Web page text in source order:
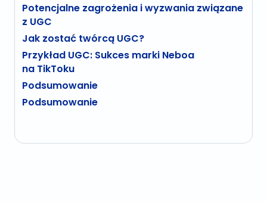
Potencjalne zagrożenia i wyzwania związane
z UGC
Jak zostać twórcą UGC?
Przykład UGC: Sukces marki Neboa
na TikToku
Podsumowanie
Podsumowanie